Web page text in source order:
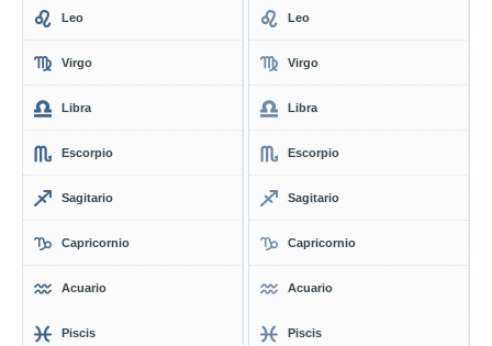
Leo
Virgo
Libra
Escorpio
Sagitario
Capricornio
Acuario
Piscis
Leo
Virgo
Libra
Escorpio
Sagitario
Capricornio
Acuario
Piscis